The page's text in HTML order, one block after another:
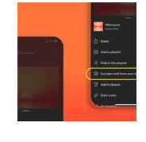
WF-
en